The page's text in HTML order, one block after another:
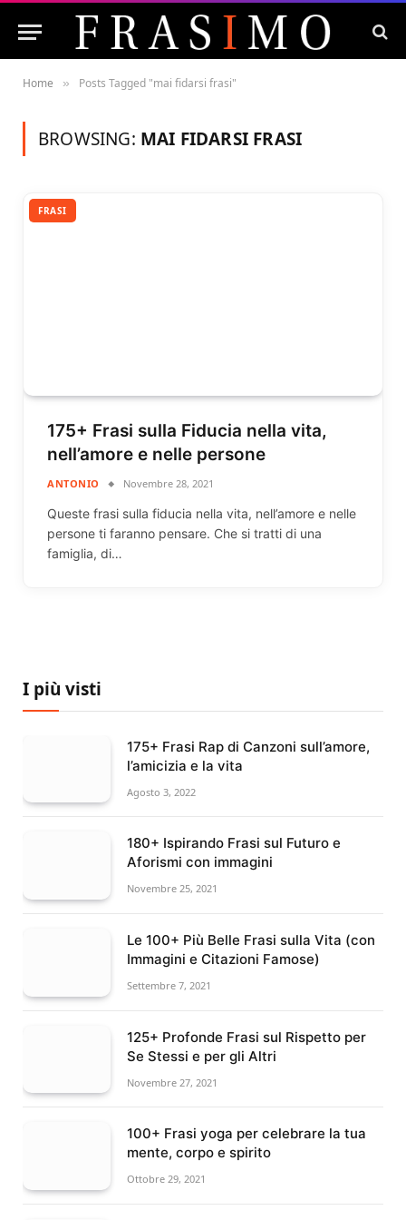
Home » Posts Tagged "mai fidarsi frasi"
BROWSING: MAI FIDARSI FRASI
FRASI
175+ Frasi sulla Fiducia nella vita,
nell’amore e nelle persone
ANTONIO Novembre 28, 2021
Queste frasi sulla fiducia nella vita, nell’amore e nelle
persone ti faranno pensare. Che si tratti di una
famiglia, di…
I più visti
175+ Frasi Rap di Canzoni sull’amore,
l’amicizia e la vita
Agosto 3, 2022
180+ Ispirando Frasi sul Futuro e
Aforismi con immagini
Novembre 25, 2021
Le 100+ Più Belle Frasi sulla Vita (con
Immagini e Citazioni Famose)
Settembre 7, 2021
125+ Profonde Frasi sul Rispetto per
Se Stessi e per gli Altri
Novembre 27, 2021
100+ Frasi yoga per celebrare la tua
mente, corpo e spirito
Ottobre 29, 2021